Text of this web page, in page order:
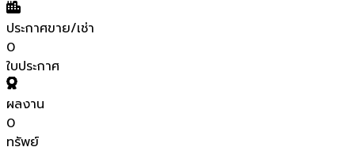
ประกาศขาย/เช่า
0
ใบประกาศ
ผลงาน
0
ทรัพย์